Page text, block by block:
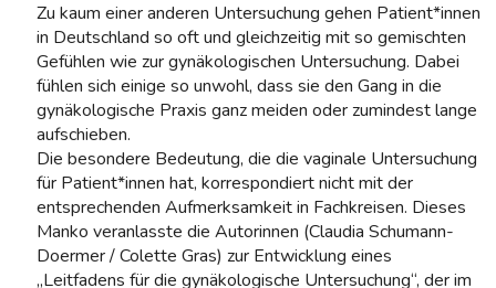
Zu kaum einer anderen Untersuchung gehen Patient*innen
in Deutschland so oft und gleichzeitig mit so gemischten
Gefühlen wie zur gynäkologischen Untersuchung. Dabei
fühlen sich einige so unwohl, dass sie den Gang in die
gynäkologische Praxis ganz meiden oder zumindest lange
aufschieben.
Die besondere Bedeutung, die die vaginale Untersuchung
für Patient*innen hat, korrespondiert nicht mit der
entsprechenden Aufmerksamkeit in Fachkreisen. Dieses
Manko veranlasste die Autorinnen (Claudia Schumann-
Doermer / Colette Gras) zur Entwicklung eines
„Leitfadens für die gynäkologische Untersuchung“, der im